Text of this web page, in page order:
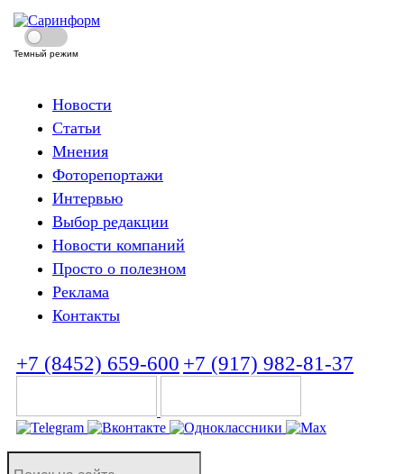
Темный режим
Новости
Статьи
Мнения
Фоторепортажи
Интервью
Выбор редакции
Новости компаний
Просто о полезном
Реклама
Контакты
+7 (8452) 659-600 +7 (917) 982-81-37